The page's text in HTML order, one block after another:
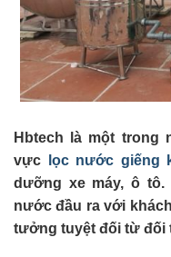
Hbtech là một trong
vực
lọc nước giếng
dưỡng xe máy, ô tô.
nước đầu ra với
tưởng tuyệt đối từ đối